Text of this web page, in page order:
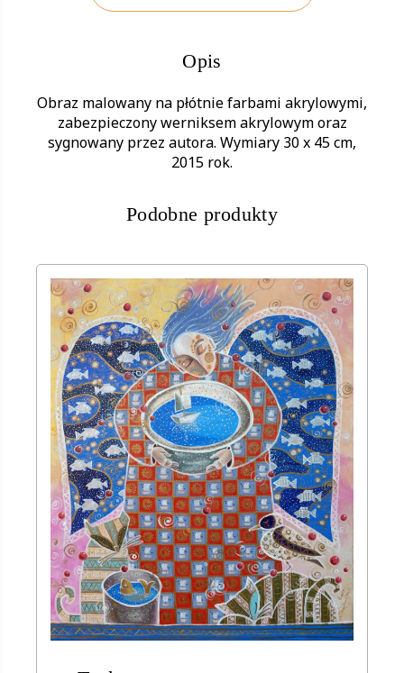
Opis
Obraz malowany na płótnie farbami akrylowymi,
zabezpieczony werniksem akrylowym oraz
sygnowany przez autora. Wymiary 30 x 45 cm,
2015 rok.
Podobne produkty